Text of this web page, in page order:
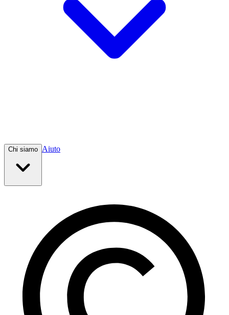
Chi siamo Aiuto